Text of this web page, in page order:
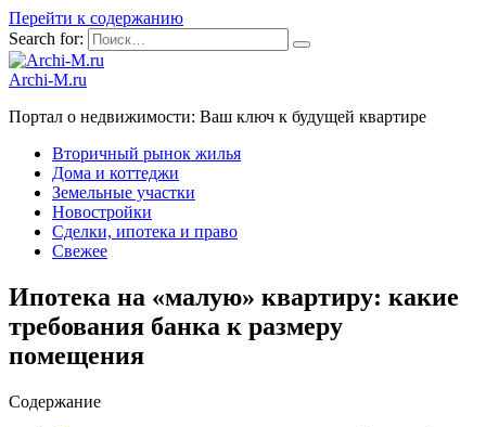
Перейти к содержанию
Search for:
Archi-M.ru
Портал о недвижимости: Ваш ключ к будущей квартире
Вторичный рынок жилья
Дома и коттеджи
Земельные участки
Новостройки
Сделки, ипотека и право
Свежее
Ипотека на «малую» квартиру: какие
требования банка к размеру
помещения
Содержание